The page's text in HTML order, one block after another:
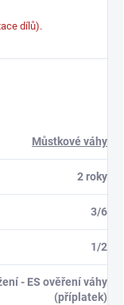
dílů).
Můstkové váhy
2 roky
3/6
1/2
- ES ověření váhy
(příplatek)